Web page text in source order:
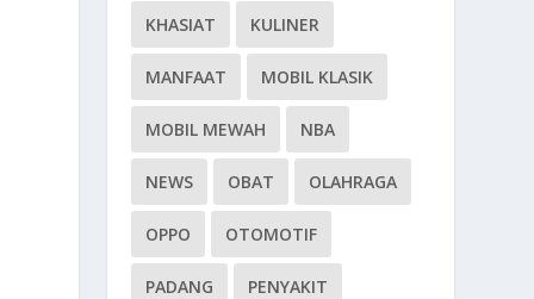
KHASIAT KULINER
MANFAAT MOBIL KLASIK
MOBIL MEWAH NBA
NEWS OBAT OLAHRAGA
OPPO OTOMOTIF
PADANG PENYAKIT